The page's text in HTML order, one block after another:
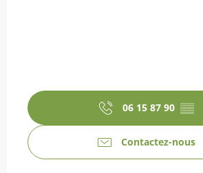
06 15 87 90 ▒▒
Contactez-nous